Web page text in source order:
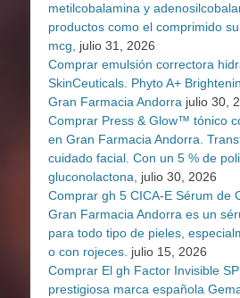
metilcobalamina y
productos como el comprimido
mcg, julio 31, 2026
Comprar emulsión correctora
SkinCeuticals. Phyto A+
Gran Farmacia Andorra julio 30,
Comprar Press & Glow™ tónico
en Gran Farmacia Andorra.
cuidado facial. Con un 5 % de
gluconolactona, julio 30, 2026
Comprar gh 5 CICA-E Sérum de
Gran Farmacia Andorra es un
para todo tipo de pieles,
o con rojeces. julio 15, 2026
Comprar El gh Factor Invisible
prestigiosa marca española